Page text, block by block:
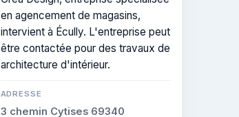
en agencement de magasins,
intervient à Écully. L'entreprise peut
être contactée pour des travaux de
architecture d'intérieur.
ADRESSE
3 chemin Cytises 69340